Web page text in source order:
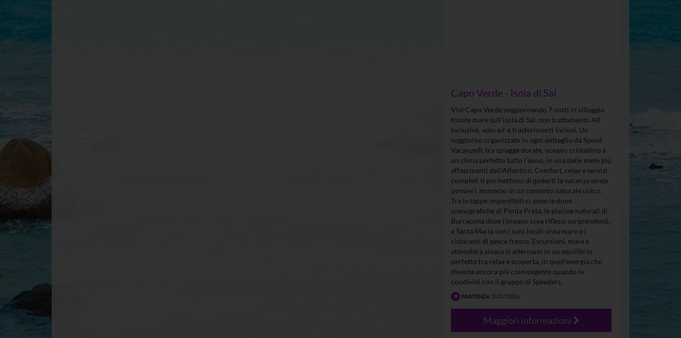
Capo Verde - Isola di Sal
Vivi Capo Verde soggiornando 7 notti in villaggio
fronte mare sull’isola di Sal, con trattamento All
Inclusive, volo a/r e trasferimenti inclusi. Un
soggiorno organizzato in ogni dettaglio da Speed
Vacanze®, tra spiagge dorate, oceano cristallino e
un clima perfetto tutto l’anno, in una delle mete più
affascinanti dell’Atlantico. Comfort, relax e servizi
completi ti permettono di goderti la vacanza senza
pensieri, immerso in un contesto naturale unico.
Tra le tappe imperdibili ci sono le dune
scenografiche di Ponta Preta, le piscine naturali di
Burracona dove l’oceano crea riflessi sorprendenti,
e Santa Maria con i suoi locali vista mare e i
ristoranti di pesce fresco. Escursioni, mare e
atmosfera vivace si alternano in un equilibrio
perfetto tra relax e scoperta, in quell’energia che
diventa ancora più coinvolgente quando la
condividi con il gruppo di Speeders.
PARTENZA 25/07/2026
Maggiori informazioni